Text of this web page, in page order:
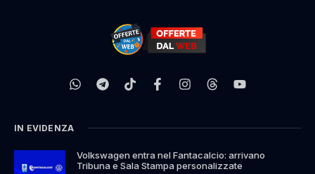
IN EVIDENZA
Volkswagen entra nel Fantacalcio: arrivano
Tribuna e Sala Stampa personalizzate